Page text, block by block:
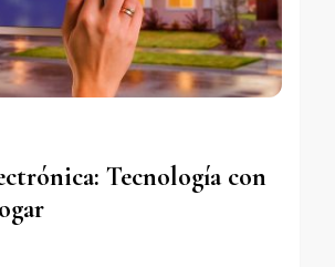
Tecnología con